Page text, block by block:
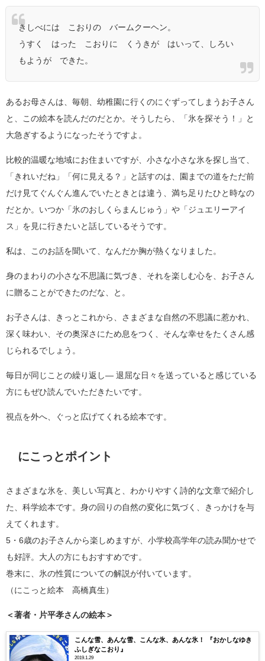
きしべには こおりの バームクーヘン。
うすく はった こおりに くうきが はいって、しろい
もようが できた。
あるお母さんは、毎朝、幼稚園に行くのにぐずってしまうお子さん
と、この絵本を読んだのだとか。そうしたら、「氷を探そう！」と
大急ぎするようになったそうですよ。
比較的温暖な地域にお住まいですが、小さな小さな氷を探し当て、
「きれいだね」「何に見える？」と話すのは、園までの道をただ前
だけ見てぐんぐん進んでいたときとは違う、満ち足りたひと時なの
だとか。いつか「氷のおしくらまんじゅう」や「ジュエリーアイ
ス」を見に行きたいと話しているそうです。
私は、このお話を聞いて、なんだか胸が熱くなりました。
身のまわりの小さな不思議に気づき、それを楽しむ心を、お子さん
に贈ることができたのだな、と。
お子さんは、きっとこれから、さまざまな自然の不思議に惹かれ、
深く味わい、その奥深さにため息をつく、そんな幸せをたくさん感
じられるでしょう。
毎日が同じことの繰り返し― 退屈な日々を送っていると感じている
方にもぜひ読んでいただきたいです。
視点を外へ、ぐっと広げてくれる絵本です。
にこっとポイント
さまざまな氷を、美しい写真と、わかりやすく詩的な文章で紹介し
た、科学絵本です。身の回りの自然の変化に気づく、きっかけを与
えてくれます。
5・6歳のお子さんから楽しめますが、小学校高学年の読み聞かせで
も好評。大人の方にもおすすめです。
巻末に、氷の性質についての解説が付いています。
（にこっと絵本 高橋真生）
＜著者・片平孝さんの絵本＞
こんな雪、あんな雪、こんな氷、あんな氷！ 『おかしなゆき
ふしぎなこおり』
2019.1.29